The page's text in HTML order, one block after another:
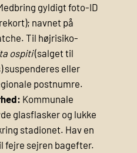
gyldigt foto-ID
navnet på
Til højrisiko-
ospiti(salget til
suspenderes eller
postnumre.
Kommunale
glasflasker og lukke
stadionet. Hav en
fejre sejren bagefter.